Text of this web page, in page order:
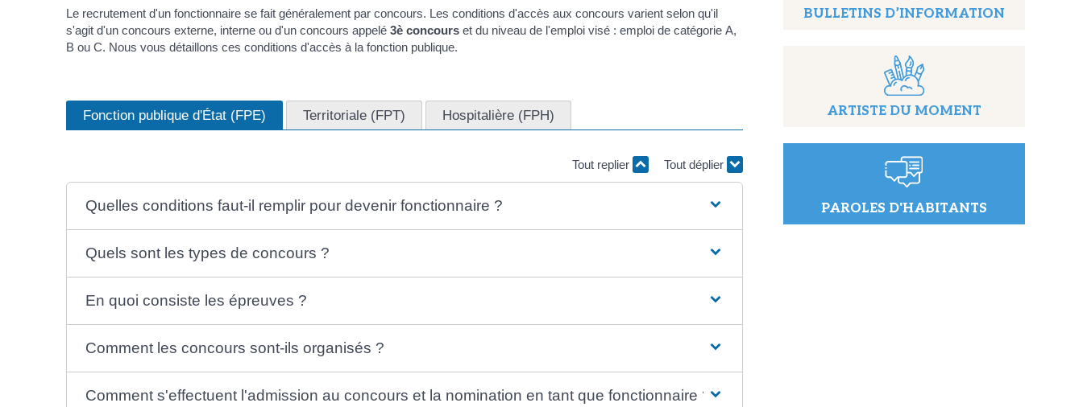
Le recrutement d'un fonctionnaire se fait généralement par concours. Les conditions d'accès aux concours varient selon qu'il
s'agit d'un concours externe, interne ou d'un concours appelé 3è concours et du niveau de l'emploi visé : emploi de catégorie A,
B ou C. Nous vous détaillons ces conditions d'accès à la fonction publique.
Fonction publique d'État (FPE) Territoriale (FPT) Hospitalière (FPH)
Tout replier Tout déplier
Quelles conditions faut-il remplir pour devenir fonctionnaire ?
Quels sont les types de concours ?
En quoi consiste les épreuves ?
Comment les concours sont-ils organisés ?
Comment s'effectuent l'admission au concours et la nomination en tant que fonctionnaire ?
BULLETINS D’INFORMATION
ARTISTE DU MOMENT
PAROLES D'HABITANTS